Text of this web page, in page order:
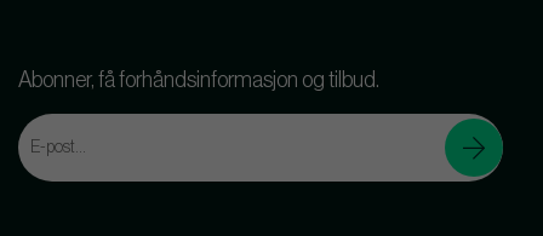
Abonner, få forhåndsinformasjon og tilbud.